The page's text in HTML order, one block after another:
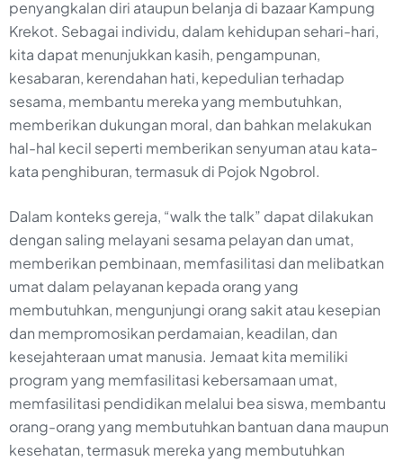
penyangkalan diri ataupun belanja di bazaar Kampung
Krekot. Sebagai individu, dalam kehidupan sehari-hari,
kita dapat menunjukkan kasih, pengampunan,
kesabaran, kerendahan hati, kepedulian terhadap
sesama, membantu mereka yang membutuhkan,
memberikan dukungan moral, dan bahkan melakukan
hal-hal kecil seperti memberikan senyuman atau kata-
kata penghiburan, termasuk di Pojok Ngobrol.
Dalam konteks gereja, “walk the talk” dapat dilakukan
dengan saling melayani sesama pelayan dan umat,
memberikan pembinaan, memfasilitasi dan melibatkan
umat dalam pelayanan kepada orang yang
membutuhkan, mengunjungi orang sakit atau kesepian
dan mempromosikan perdamaian, keadilan, dan
kesejahteraan umat manusia. Jemaat kita memiliki
program yang memfasilitasi kebersamaan umat,
memfasilitasi pendidikan melalui bea siswa, membantu
orang-orang yang membutuhkan bantuan dana maupun
kesehatan, termasuk mereka yang membutuhkan